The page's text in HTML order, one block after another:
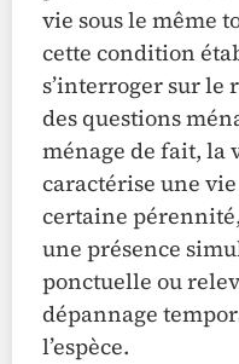
vie sous le même
cette condition
s’interroger sur le
des questions
ménage de fait, la
caractérise une
certaine
une présence
ponctuelle ou
dépannage
l’espèce.